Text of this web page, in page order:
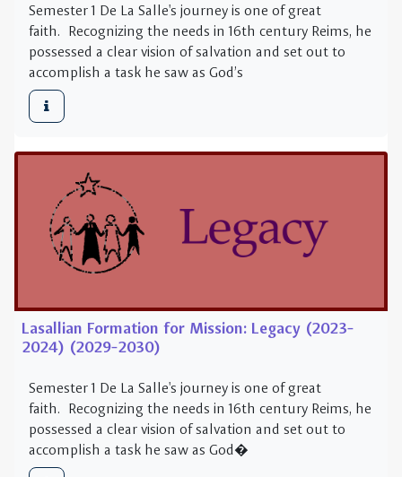
Lasallian Formation for Mission: Legacy (2023-
2024) (2029-2030)
Semester 1 De La Salle's journey is one of great
possessed a clear vision of salvation and set out to
accomplish a task he saw as God�